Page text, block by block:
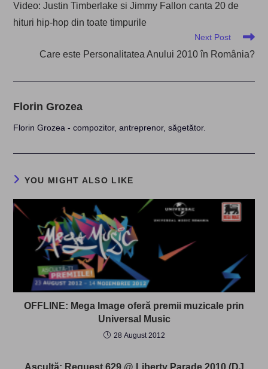
articles
Video: Justin Timberlake si Jimmy Fallon canta 20 de
hituri hip-hop din toate timpurile
Next Post
Care este Personalitatea Anului 2010 în România?
Florin Grozea
Florin Grozea - compozitor, antreprenor, săgetător.
YOU MIGHT ALSO LIKE
OFFLINE: Mega Image oferă premii muzicale prin
Universal Music
28 August 2012